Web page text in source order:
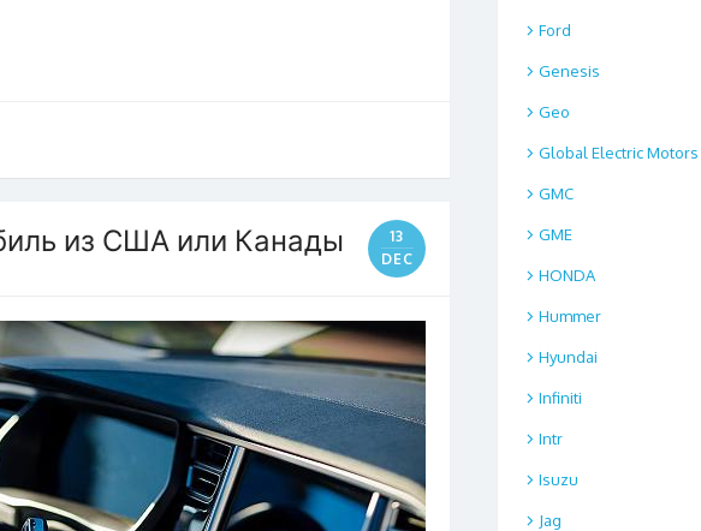
из США или Канады
13
DEC
Ford
Genesis
Geo
Global Electric Motors
GMC
GME
HONDA
Hummer
Hyundai
Infiniti
Intr
Isuzu
Jag